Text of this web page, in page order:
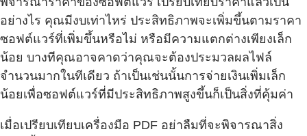
อย่างไร คุณมีงบเท่าไหร่ ประสิทธิภาพจะเพิ่มขึ้นตามราคา
ซอฟต์แวร์ที่เพิ่มขึ้นหรือไม่ หรือมีความแตกต่างเพียงเล็ก
น้อย บางทีคุณอาจคาดว่าคุณจะต้องประมวลผลไฟล์
จำนวนมากในทีเดียว ถ้าเป็นเช่นนั้นการจ่ายเงินเพิ่มเล็ก
น้อยเพื่อซอฟต์แวร์ที่มีประสิทธิภาพสูงขึ้นก็เป็นสิ่งที่คุ้มค่า
เมื่อเปรียบเทียบเครื่องมือ PDF อย่าลืมที่จะพิจารณาสิ่ง